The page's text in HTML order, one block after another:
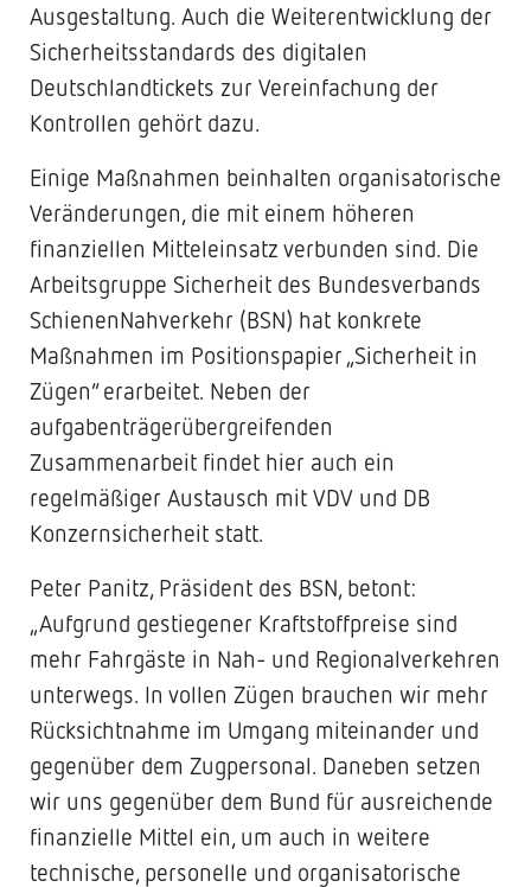
Ausgestaltung. Auch die Weiterentwicklung der
Sicherheitsstandards des digitalen
Deutschlandtickets zur Vereinfachung der
Kontrollen gehört dazu.
Einige Maßnahmen beinhalten organisatorische
Veränderungen, die mit einem höheren
finanziellen Mitteleinsatz verbunden sind. Die
Arbeitsgruppe Sicherheit des Bundesverbands
SchienenNahverkehr (BSN) hat konkrete
Maßnahmen im Positionspapier „Sicherheit in
Zügen“ erarbeitet. Neben der
aufgabenträgerübergreifenden
Zusammenarbeit findet hier auch ein
regelmäßiger Austausch mit VDV und DB
Konzernsicherheit statt.
Peter Panitz, Präsident des BSN, betont:
„Aufgrund gestiegener Kraftstoffpreise sind
mehr Fahrgäste in Nah- und Regionalverkehren
unterwegs. In vollen Zügen brauchen wir mehr
Rücksichtnahme im Umgang miteinander und
gegenüber dem Zugpersonal. Daneben setzen
wir uns gegenüber dem Bund für ausreichende
finanzielle Mittel ein, um auch in weitere
technische, personelle und organisatorische